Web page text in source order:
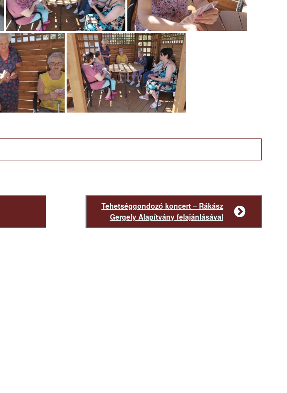
Következő
bejegyzés
Tehetséggondozó koncert – Rákász
Gergely Alapítvány felajánlásával